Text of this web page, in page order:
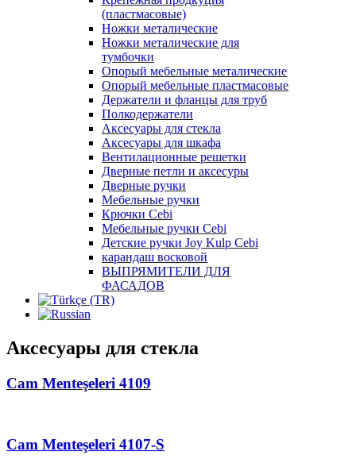
(пластмасовые)
Ножки‏ металические
Ножки‏ металические для
тумбочки
Опорый мебельные металические
Опорый мебельные пластмасовые
Держатели и фланцы для труб
Полкодержатели
Аксесуары для стекла
Аксесуары для шкафа
Вентилационные решетки
Дверные петли и аксесуры
Дверные ручки
Мебельные ручки
Крючки Cebi
Мебельные ручки Cebi
Детские ручки Joy Kulp Cebi
карандаш восковой
ВЫПРЯМИТЕЛИ ДЛЯ
ФАСАДОВ
Аксесуары для стекла
Cam Menteşeleri 4109
Cam Menteşeleri 4107-S